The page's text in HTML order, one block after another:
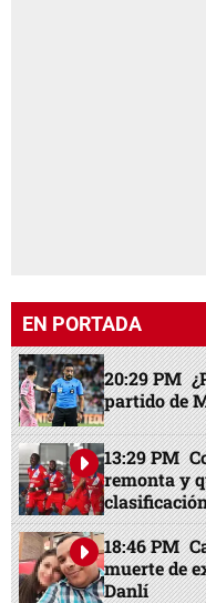
EN PORTADA
20:29 PM
partido de
13:29 PM
remonta y
18:46 PM
muerte de
Danlí